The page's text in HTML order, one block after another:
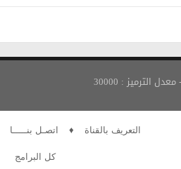
التعريف بالقناة ♦ اتصـل بنـــــا
كل البرامج